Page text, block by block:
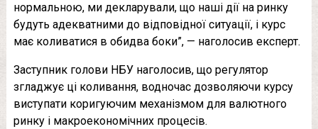
нормальною, ми декларували, що наші дії на ринку
будуть адекватними до відповідної ситуації, і курс
має коливатися в обидва боки”, — наголосив експерт.
Заступник голови НБУ наголосив, що регулятор
згладжує ці коливання, водночас дозволяючи курсу
виступати коригуючим механізмом для валютного
ринку і макроекономічних процесів.